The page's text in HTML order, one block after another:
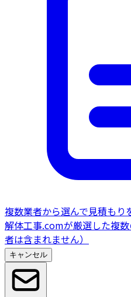
複数業者から選んで見積もり
解体工事.comが厳選した複
者は含まれません）
キャンセル